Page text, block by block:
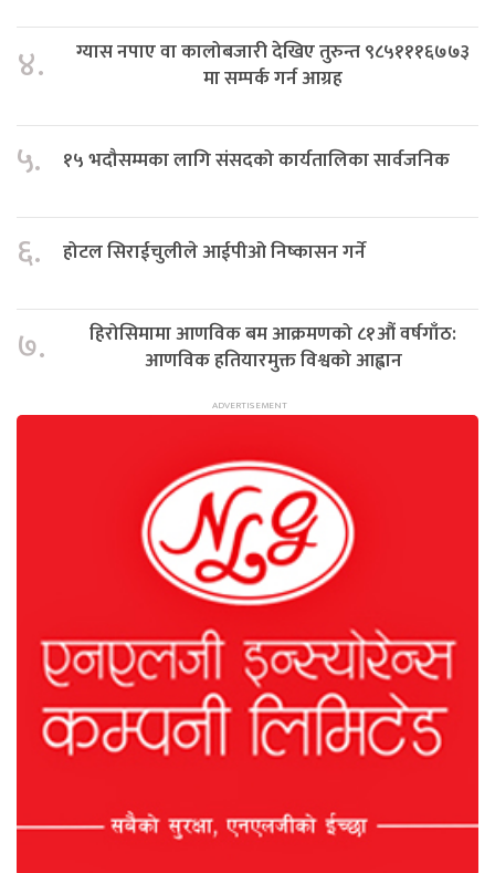
४.
ग्यास नपाए वा कालोबजारी देखिए तुरुन्त ९८५१११६७७३
मा सम्पर्क गर्न आग्रह
५. १५ भदौसम्मका लागि संसदको कार्यतालिका सार्वजनिक
६. होटल सिराईचुलीले आईपीओ निष्कासन गर्ने
७.
हिरोसिमामा आणविक बम आक्रमणको ८१औं वर्षगाँठ:
आणविक हतियारमुक्त विश्वको आह्वान